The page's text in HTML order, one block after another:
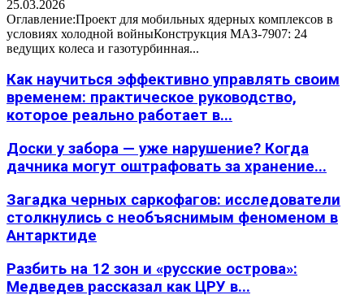
25.03.2026
Оглавление:Проект для мобильных ядерных комплексов в
условиях холодной войныКонструкция МАЗ-7907: 24
ведущих колеса и газотурбинная...
Как научиться эффективно управлять своим
временем: практическое руководство,
которое реально работает в...
Доски у забора — уже нарушение? Когда
дачника могут оштрафовать за хранение...
Загадка черных саркофагов: исследователи
столкнулись с необъяснимым феноменом в
Антарктиде
Разбить на 12 зон и «русские острова»:
Медведев рассказал как ЦРУ в...